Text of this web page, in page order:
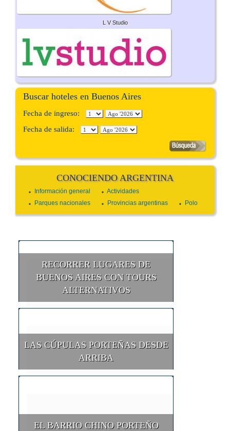
L V Studio
Buscar hoteles en Buenos Aires
Fecha de ingreso:
Fecha de salida:
CONOCIENDO ARGENTINA
Información general
Actividades
Parques nacionales
Provincias argentinas Polo
RECORRER LUGARES DE
BUENOS AIRES CON TOURS
ALTERNATIVOS
LAS CÚPULAS PORTEÑAS DESDE
ARRIBA
EL BARRIO CHINO PORTEÑO